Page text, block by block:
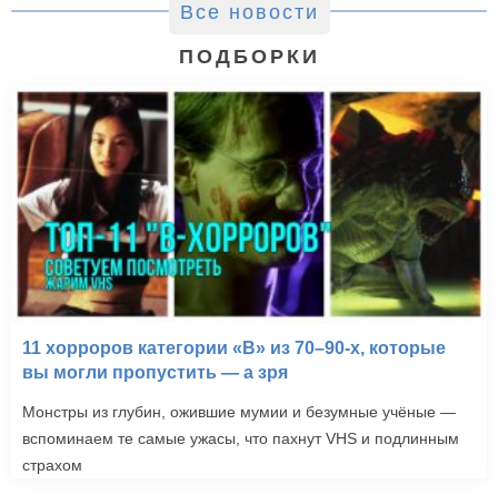
Все новости
ПОДБОРКИ
11 хорроров категории «B» из 70–90-х, которые
вы могли пропустить — а зря
Монстры из глубин, ожившие мумии и безумные учёные —
вспоминаем те самые ужасы, что пахнут VHS и подлинным
страхом